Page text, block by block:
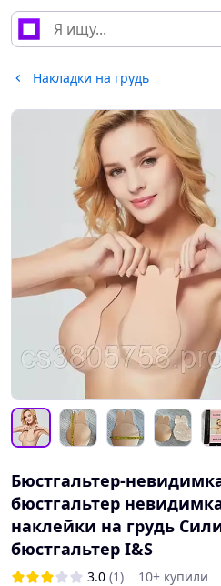
Накладки на грудь
Бюстгальтер-
бюстгальтер
наклейки на грудь
бюстгальтер I&S
3.0 (1)
10+ купили